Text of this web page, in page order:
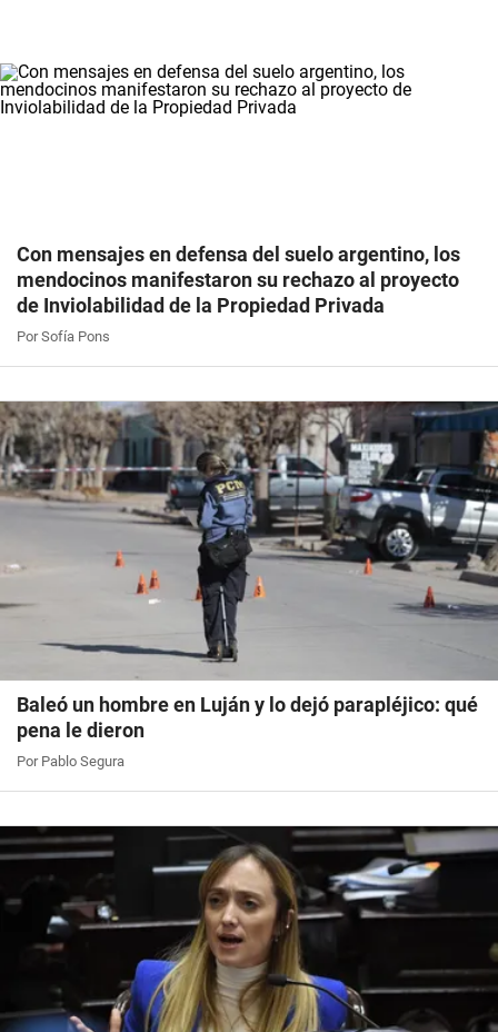
Con mensajes en defensa del suelo argentino, los
mendocinos manifestaron su rechazo al proyecto
de Inviolabilidad de la Propiedad Privada
Por Sofía Pons
Baleó un hombre en Luján y lo dejó parapléjico: qué
pena le dieron
Por Pablo Segura